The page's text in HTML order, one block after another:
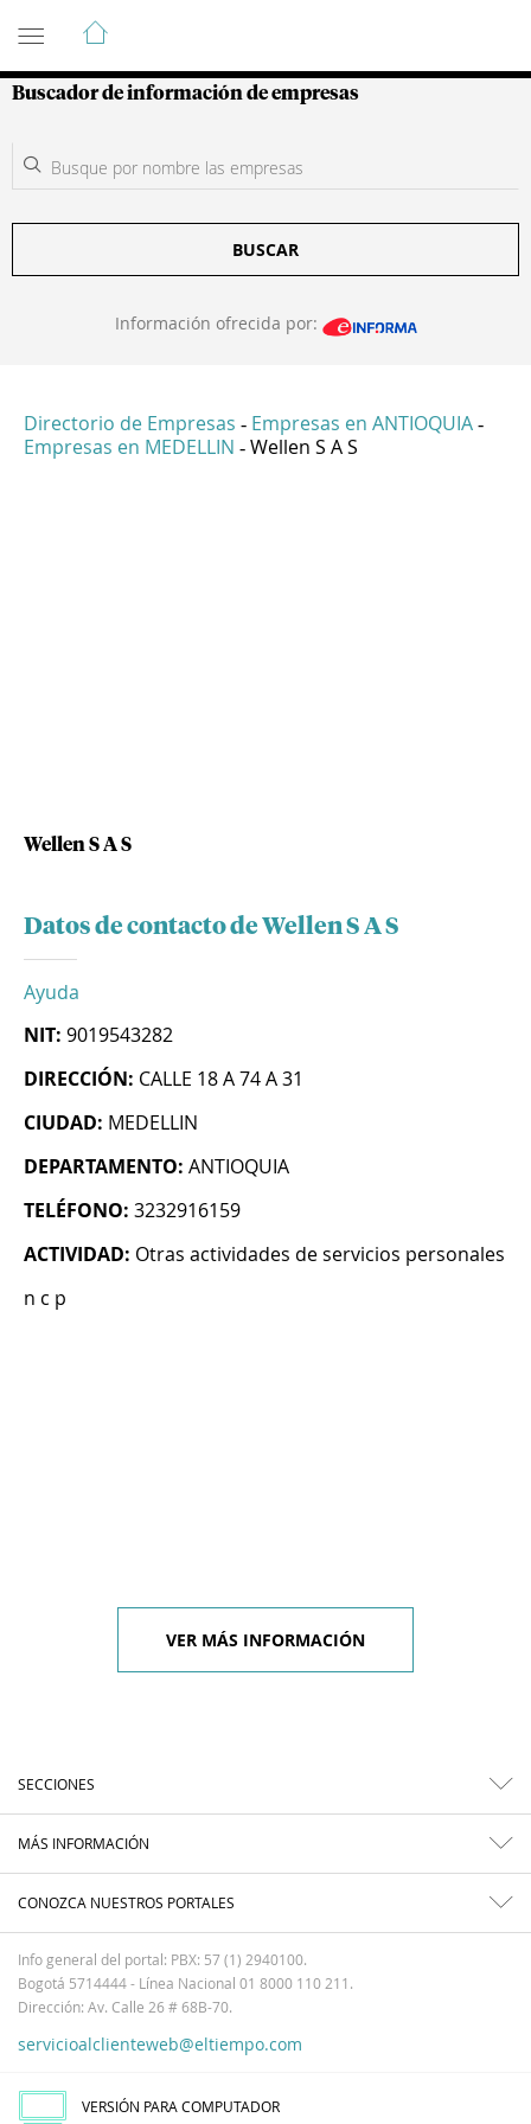
Guía de Empresas Colombianas
Buscador de información de empresas
BUSCAR
Información ofrecida por:
Directorio de Empresas - Empresas en ANTIOQUIA -
Empresas en MEDELLIN - Wellen S A S
Wellen S A S
Datos de contacto de Wellen S A S
Ayuda
NIT: 9019543282
DIRECCIÓN: CALLE 18 A 74 A 31
CIUDAD: MEDELLIN
DEPARTAMENTO: ANTIOQUIA
TELÉFONO: 3232916159
ACTIVIDAD: Otras actividades de servicios personales
n c p
VER MÁS INFORMACIÓN
SECCIONES
MÁS INFORMACIÓN
CONOZCA NUESTROS PORTALES
Info general del portal: PBX: 57 (1) 2940100.
Bogotá 5714444 - Línea Nacional 01 8000 110 211.
Dirección: Av. Calle 26 # 68B-70.
servicioalclienteweb@eltiempo.com
VERSIÓN PARA COMPUTADOR